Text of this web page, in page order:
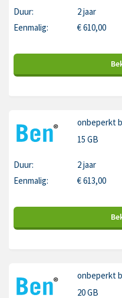
Duur:
2 jaar
Eenmalig:
€610,00
onbeperkt
15 GB
Duur:
2 jaar
Eenmalig:
€613,00
onbeperkt
20 GB